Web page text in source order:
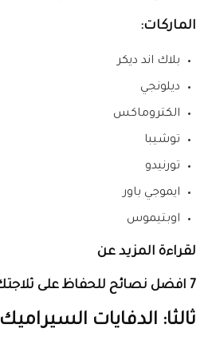
الماركات:
بلاك اند ديكر
ديلونجي
الكتروماكس
توشيبا
تورنيدو
ايموجي باور
اوبتيموس
لقراءة المزيد عن
7 افضل نصائح للحفاظ على ثلاجتك تعمل كالجديدة
ثالثا: الدفايات السيراميك